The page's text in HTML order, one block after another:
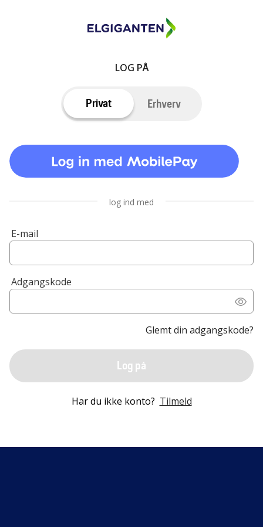
LOG PÅ
Privat Erhverv
log ind med
E-mail
Adgangskode
Glemt din adgangskode?
Log på
Har du ikke konto? Tilmeld